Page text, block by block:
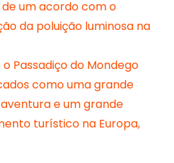
um acordo com o
da poluição luminosa na
Passadiço do Mondego
como uma grande
e um grande
turístico na Europa,